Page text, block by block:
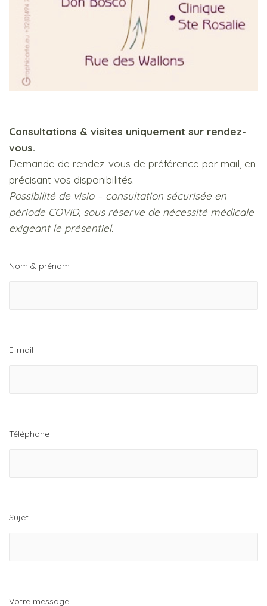
Consultations & visites uniquement sur rendez-
vous.
Demande de rendez-vous de préférence par mail, en
précisant vos disponibilités.
Possibilité de visio – consultation sécurisée en
période COVID, sous réserve de nécessité médicale
exigeant le présentiel.
Nom & prénom
E-mail
Téléphone
Sujet
Votre message